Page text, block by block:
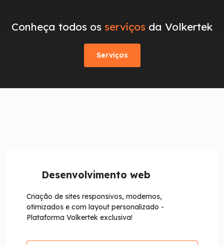
Conheça todos os serviços da Volkertek
Serviços
Desenvolvimento web
Criação de sites responsivos, modernos,
otimizados e com layout personalizado -
Plataforma Volkertek exclusiva!